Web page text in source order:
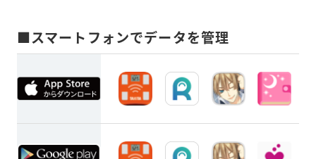
■スマートフォンでデータを管理